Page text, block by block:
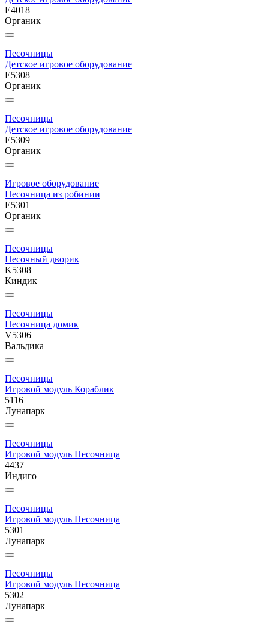
E4018
Органик
Песочницы
Детское игровое оборудование
E5308
Органик
Песочницы
Детское игровое оборудование
E5309
Органик
Игровое оборудование
Песочница из робинии
E5301
Органик
Песочницы
Песочный дворик
K5308
Киндик
Песочницы
Песочница домик
V5306
Вальдика
Песочницы
Игровой модуль Кораблик
5116
Лунапарк
Песочницы
Игровой модуль Песочница
4437
Индиго
Песочницы
Игровой модуль Песочница
5301
Лунапарк
Песочницы
Игровой модуль Песочница
5302
Лунапарк